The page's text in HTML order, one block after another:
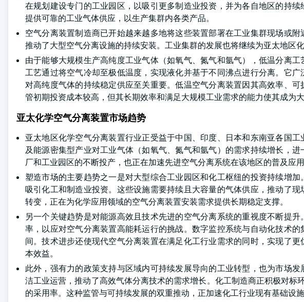
在规划建设专门的工业园区，以吸引更多制造业投资，并为各自地区的持
提供可靠的工业气体供应，以生产集群内各类产品。
空气分离装置制造商已开始越来越多地将这些装置部署在工业集群现场或
推动了大型空气分离设施的持续安装。工业集群的发展也将继续为亚太地区
由于能够大规模生产高纯度工业气体（如氧气、氮气和氩气），低温分离
工艺通过将空气冷却至极低温度，实现液化并基于不同沸点进行分离。它
对高纯度气体的持续稳定供应至关重要。低温空气分离装置因其高效率、
管初期投资成本较高，但其长期效率和满足大规模工业需求的能力使其成为
亚太化学空气分离装置市场趋势
亚太地区化学空气分离装置行业正受益于中国、印度、日本和东南亚各国
及能源密集型产业对工业气体（如氧气、氮气和氩气）的需求持续增长，
厂和工业园区的不断投产，也正在加速先进空气分离系统在该地区的普及应用
塑造市场的主要趋势之一是对大型综合工业园区和化工枢纽的投资持续增
吸引化工和制造业投资。这些设施需要持续且大容量的气体供应，推动了
转变，正在为化学应用领域的空气分离装置安装需求提供长期稳定支撑。
另一个关键趋势是对能源高效且技术先进的空气分离系统的重视度不断提
率，以应对空气分离装置高能耗运行的挑战。数字监控系统与自动化技术
间。技术进步还使现代空气分离装置在满足化工行业需求的同时，实现了
本效益。
此外，强有力的政策支持与区域内可持续发展导向的工业转型，也为市场
洁工业运营，推动了高效气体分离技术的需求增长。化工制造商正积极对标
的采用率。这种监管与可持续发展的双重推动，正加速化工行业现有基础设施